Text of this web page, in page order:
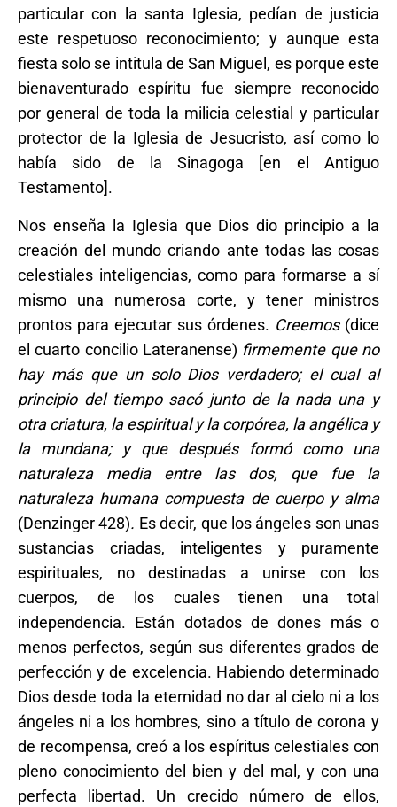
particular con la santa Iglesia, pedían de justicia
este respetuoso reconocimiento; y aunque esta
fiesta solo se intitula de San Miguel, es porque este
bienaventurado espíritu fue siempre reconocido
por general de toda la milicia celestial y particular
protector de la Iglesia de Jesucristo, así como lo
había sido de la Sinagoga [en el Antiguo
Testamento].
Nos enseña la Iglesia que Dios dio principio a la
creación del mundo criando ante todas las cosas
celestiales inteligencias, como para formarse a sí
mismo una numerosa corte, y tener ministros
prontos para ejecutar sus órdenes. Creemos(dice
el cuarto concilio Lateranense) firmemente que no
hay más que un solo Dios verdadero; el cual al
principio del tiempo sacó junto de la nada una y
otra criatura, la espiritual y la corpórea, la angélica y
la mundana; y que después formó como una
naturaleza media entre las dos, que fue la
naturaleza humana compuesta de cuerpo y alma
(Denzinger 428). Es decir, que los ángeles son unas
sustancias criadas, inteligentes y puramente
espirituales, no destinadas a unirse con los
cuerpos, de los cuales tienen una total
independencia. Están dotados de dones más o
menos perfectos, según sus diferentes grados de
perfección y de excelencia. Habiendo determinado
Dios desde toda la eternidad no dar al cielo ni a los
ángeles ni a los hombres, sino a título de corona y
de recompensa, creó a los espíritus celestiales con
pleno conocimiento del bien y del mal, y con una
perfecta libertad. Un crecido número de ellos,